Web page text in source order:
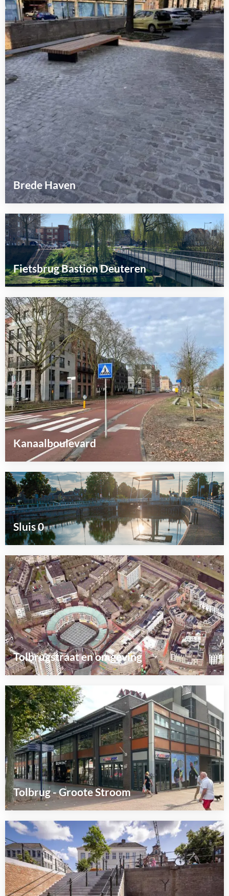
Brede Haven
meer
over
Fietsbrug Bastion Deuteren
meer
over
Kanaalboulevard
meer
over
Sluis 0
meer
over
Tolbrugstraat en omgeving
meer
over
Tolbrug - Groote Stroom
meer
over